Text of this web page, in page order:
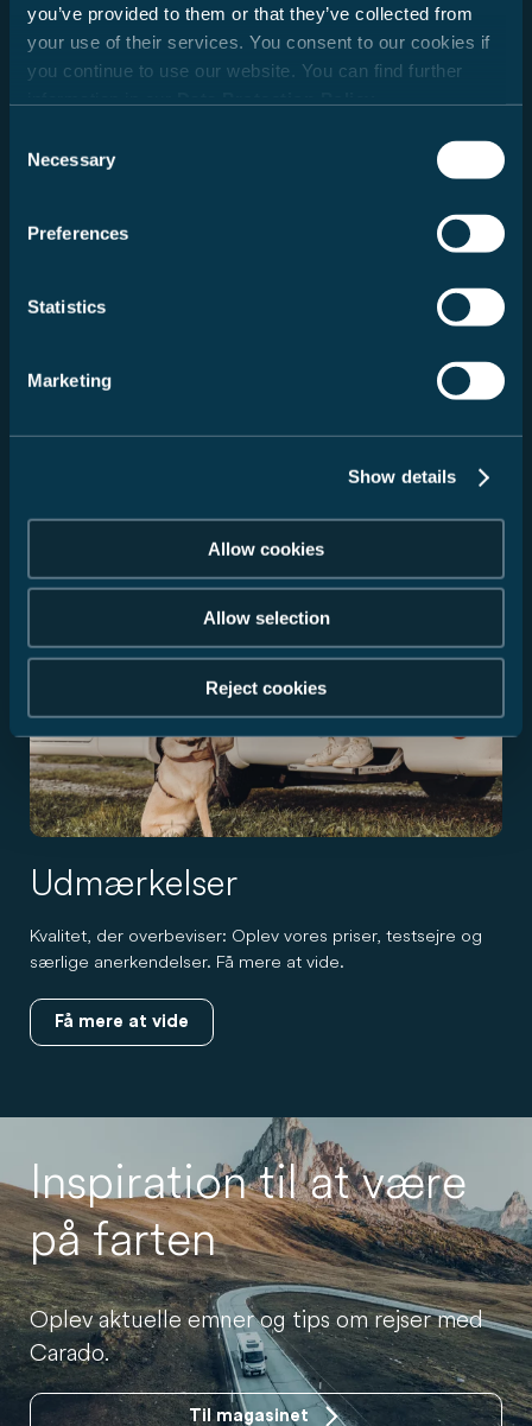
you’ve provided to them or that they’ve collected from
your use of their services. You consent to our cookies if
you continue to use our website. You can find further
Selection
Necessary
Preferences
Statistics
Marketing
Show details
Allow cookies
Allow selection
Reject cookies
Bæredygtighed
miljøvenlige projekter og tips til ansvarlig og bevidst
Udmærkelser
Kvalitet, der overbeviser: Oplev vores priser, testsejre og
særlige anerkendelser. Få mere at vide.
Få mere at vide
Inspiration til at være
på farten
Oplev aktuelle emner og tips om rejser med
Carado.
Til magasinet